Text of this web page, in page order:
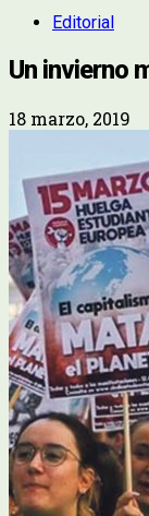
Editorial
Un invierno
18 marzo, 2019